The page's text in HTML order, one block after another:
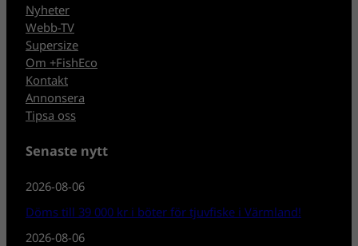
Nyheter
Webb-TV
Supersize
Om +FishEco
Kontakt
Annonsera
Tipsa oss
Senaste nytt
2026-08-06
Döms till 39 000 kr i böter för tjuvfiske i Värmland!
2026-08-06